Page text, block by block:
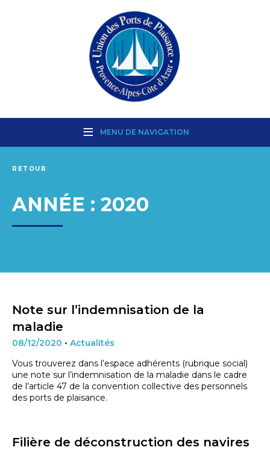
MENU DE NAVIGATION
RETOUR
ANNÉE : 2020
Note sur l’indemnisation de la
maladie
08/12/2020 • Actualités
Vous trouverez dans l’espace adhérents (rubrique social)
une note sur l’indemnisation de la maladie dans le cadre
de l’article 47 de la convention collective des personnels
des ports de plaisance.
Filière de déconstruction des navires